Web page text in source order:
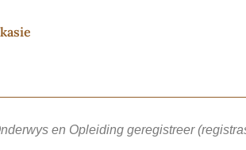
en Opleiding geregistreer